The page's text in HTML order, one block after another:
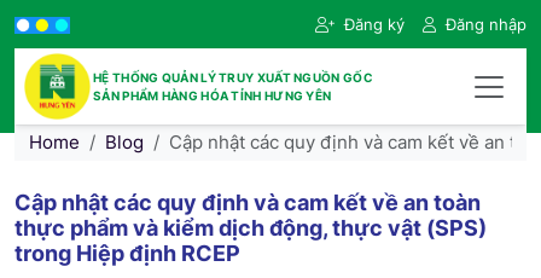
Đăng ký Đăng nhập
HỆ THỐNG QUẢN LÝ TRUY XUẤT NGUỒN GỐC
SẢN PHẨM HÀNG HÓA TỈNH HƯNG YÊN
Home Blog Cập nhật các quy định và cam kết về an
Cập nhật các quy định và cam kết về an toàn
thực phẩm và kiểm dịch động, thực vật (SPS)
trong Hiệp định RCEP